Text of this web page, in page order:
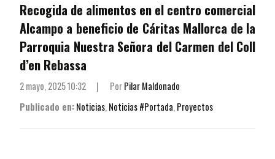
Recogida de alimentos en el centro comercial
Alcampo a beneficio de Cáritas Mallorca de la
Parroquia Nuestra Señora del Carmen del Coll
d’en Rebassa
2 mayo, 2025 10:32 | PorPilar Maldonado
Publicado en:Noticias,Noticias #Portada,Proyectos